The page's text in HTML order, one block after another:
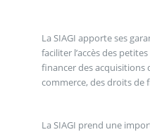
La SIAGI apporte ses
faciliter l’accès des
financer des acquisitions
commerce, des droits de
La SIAGI prend une